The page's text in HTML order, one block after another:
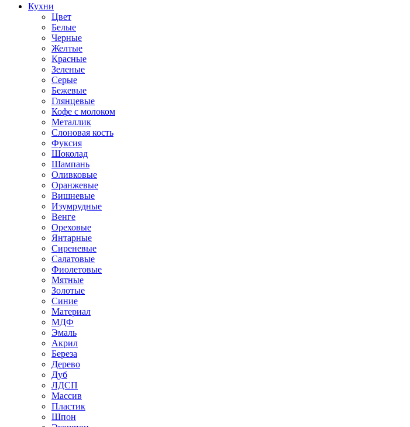
Кухни
Цвет
Белые
Черные
Желтые
Красные
Зеленые
Серые
Бежевые
Глянцевые
Кофе с молоком
Металлик
Слоновая кость
Фуксия
Шоколад
Шампань
Оливковые
Оранжевые
Вишневые
Изумрудные
Венге
Ореховые
Янтарные
Сиреневые
Салатовые
Фиолетовые
Мятные
Золотые
Синие
Материал
МДФ
Эмаль
Акрил
Береза
Дерево
Дуб
ЛДСП
Массив
Пластик
Шпон